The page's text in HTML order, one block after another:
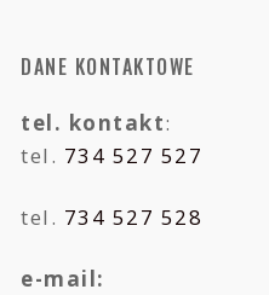
DANE KONTAKTOWE
tel. kontakt:
tel. 734 527 527
tel. 734 527 528
e-mail: